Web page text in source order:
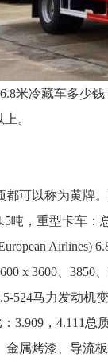
米冷藏车多少钱
。
可以称为黄牌
吨，重型卡车：
Airlines)
x 3600、3850
524马力发动机
3.909，4.111
金属烤漆、导流